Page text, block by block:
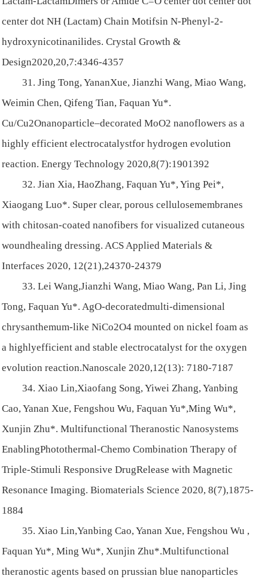
center dot NH (Lactam) Chain Motifsin N-Phenyl-2-
hydroxynicotinanilides. Crystal Growth &
Design2020,20,7:4346-4357
31. Jing Tong, YananXue, Jianzhi Wang, Miao Wang,
Weimin Chen, Qifeng Tian, Faquan Yu*.
Cu/Cu2Onanoparticle–decorated MoO2 nanoflowers as a
highly efficient electrocatalystfor hydrogen evolution
reaction. Energy Technology 2020,8(7):1901392
32. Jian Xia, HaoZhang, Faquan Yu*, Ying Pei*,
Xiaogang Luo*. Super clear, porous cellulosemembranes
with chitosan-coated nanofibers for visualized cutaneous
woundhealing dressing. ACS Applied Materials &
Interfaces 2020, 12(21),24370-24379
33. Lei Wang,Jianzhi Wang, Miao Wang, Pan Li, Jing
Tong, Faquan Yu*. AgO-decoratedmulti-dimensional
chrysanthemum-like NiCo2O4 mounted on nickel foam as
a highlyefficient and stable electrocatalyst for the oxygen
evolution reaction.Nanoscale 2020,12(13): 7180-7187
34. Xiao Lin,Xiaofang Song, Yiwei Zhang, Yanbing
Cao, Yanan Xue, Fengshou Wu, Faquan Yu*,Ming Wu*,
Xunjin Zhu*. Multifunctional Theranostic Nanosystems
EnablingPhotothermal-Chemo Combination Therapy of
Triple-Stimuli Responsive DrugRelease with Magnetic
Resonance Imaging. Biomaterials Science 2020, 8(7),1875-
1884
35. Xiao Lin,Yanbing Cao, Yanan Xue, Fengshou Wu ,
Faquan Yu*, Ming Wu*, Xunjin Zhu*.Multifunctional
theranostic agents based on prussian blue nanoparticles